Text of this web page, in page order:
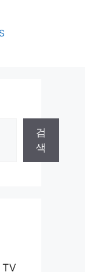
검
색
TV